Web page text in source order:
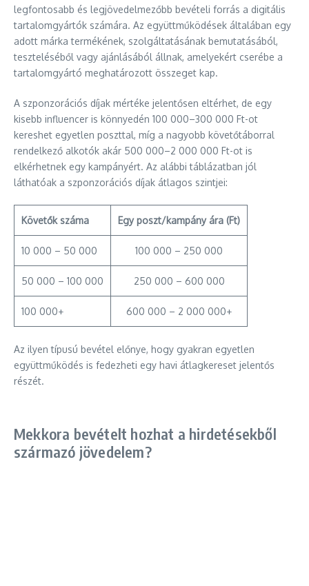
legfontosabb és legjövedelmezőbb bevételi forrás a digitális
tartalomgyártók számára. Az együttműködések általában egy
adott márka termékének, szolgáltatásának bemutatásából,
teszteléséből vagy ajánlásából állnak, amelyekért cserébe a
tartalomgyártó meghatározott összeget kap.
A szponzorációs díjak mértéke jelentősen eltérhet, de egy
kisebb influencer is könnyedén 100 000–300 000 Ft-ot
kereshet egyetlen poszttal, míg a nagyobb követőtáborral
rendelkező alkotók akár 500 000–2 000 000 Ft-ot is
elkérhetnek egy kampányért. Az alábbi táblázatban jól
láthatóak a szponzorációs díjak átlagos szintjei:
Követők száma Egy poszt/kampány ára (Ft)
10 000 – 50 000 100 000 – 250 000
50 000 – 100 000 250 000 – 600 000
100 000+ 600 000 – 2 000 000+
Az ilyen típusú bevétel előnye, hogy gyakran egyetlen
együttműködés is fedezheti egy havi átlagkereset jelentős
részét.
Mekkora bevételt hozhat a hirdetésekből
származó jövedelem?